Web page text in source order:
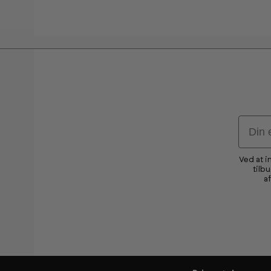
Email
Ved at